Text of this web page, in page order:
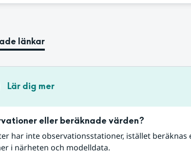
länkar
Lär dig mer
eller beräknade värden?
har inte observationsstationer, istället
i närheten och modelldata.